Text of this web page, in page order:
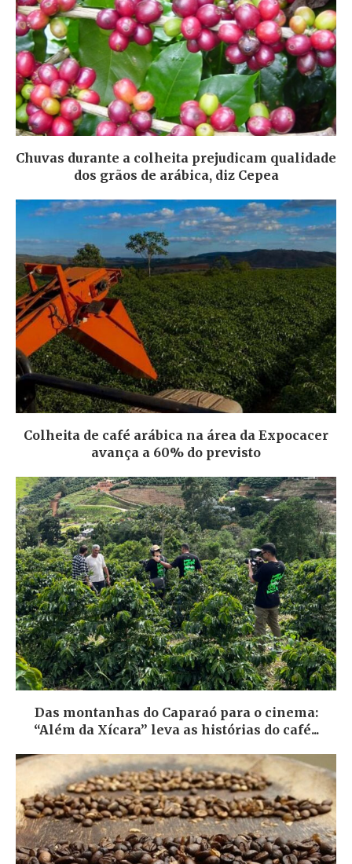
Chuvas durante a colheita prejudicam qualidade
dos grãos de arábica, diz Cepea
Colheita de café arábica na área da Expocacer
avança a 60% do previsto
Das montanhas do Caparaó para o cinema:
“Além da Xícara” leva as histórias do café...